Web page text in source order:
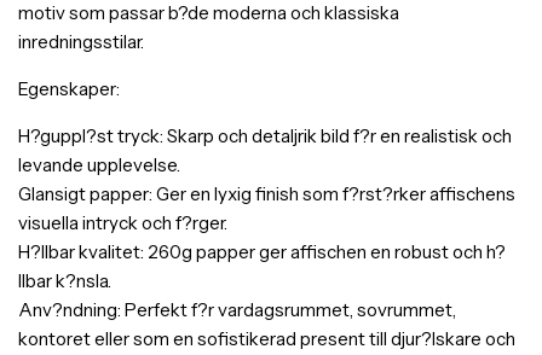
motiv som passar b?de moderna och klassiska
inredningsstilar.
Egenskaper:
H?guppl?st tryck: Skarp och detaljrik bild f?r en realistisk och
levande upplevelse.
Glansigt papper: Ger en lyxig finish som f?rst?rker affischens
visuella intryck och f?rger.
H?llbar kvalitet: 260g papper ger affischen en robust och h?
llbar k?nsla.
Anv?ndning: Perfekt f?r vardagsrummet, sovrummet,
kontoret eller som en sofistikerad present till djur?lskare och